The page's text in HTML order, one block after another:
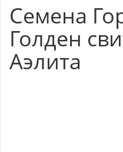
Семена
Голден
Аэлита